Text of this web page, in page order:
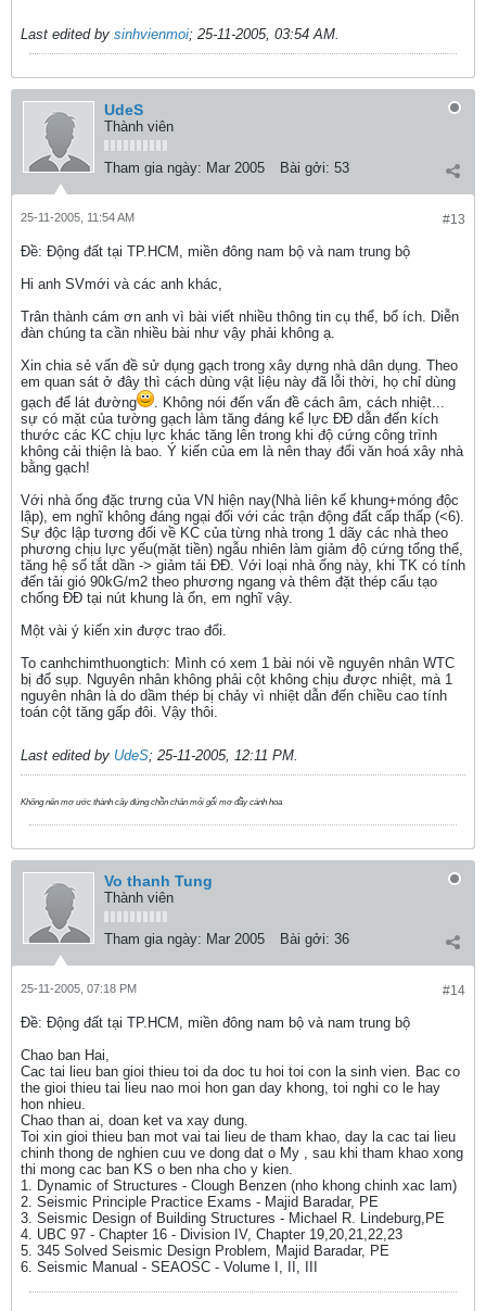
Last edited by sinhvienmoi; 25-11-2005, 03:54 AM.
UdeS
Thành viên
Tham gia ngày: Mar 2005 Bài gởi: 53
#13
25-11-2005, 11:54 AM
Ðề: Động đất tại TP.HCM, miền đông nam bộ và nam trung bộ
Hi anh SVmới và các anh khác,
Trân thành cám ơn anh vì bài viết nhiều thông tin cụ thể, bổ ích. Diễn
đàn chúng ta cần nhiều bài như vậy phải không ạ.
Xin chia sẻ vấn đề sử dụng gạch trong xây dựng nhà dân dụng. Theo
em quan sát ở đây thì cách dùng vật liệu này đã lỗi thời, họ chỉ dùng
gạch để lát đường
. Không nói đến vấn đề cách âm, cách nhiệt...
sự có mặt của tường gạch làm tăng đáng kể lực ĐĐ dẫn đến kích
thước các KC chịu lực khác tăng lên trong khi độ cứng công trình
không cải thiện là bao. Ý kiến của em là nên thay đổi văn hoá xây nhà
bằng gạch!
Với nhà ống đặc trưng của VN hiện nay(Nhà liên kế khung+móng độc
lập), em nghĩ không đáng ngại đối với các trận động đất cấp thấp (<6).
Sự độc lập tương đối về KC của từng nhà trong 1 dãy các nhà theo
phương chịu lực yếu(mặt tiền) ngẫu nhiên làm giảm độ cứng tổng thể,
tăng hệ số tắt dần -> giảm tải ĐĐ. Với loại nhà ống này, khi TK có tính
đến tải gió 90kG/m2 theo phương ngang và thêm đặt thép cấu tạo
chống ĐĐ tại nút khung là ổn, em nghĩ vậy.
Một vài ý kiến xin được trao đổi.
To canhchimthuongtich: Mình có xem 1 bài nói về nguyên nhân WTC
bị đổ sụp. Nguyên nhân không phải cột không chịu được nhiệt, mà 1
nguyên nhân là do dầm thép bị chảy vì nhiệt dẫn đến chiều cao tính
toán cột tăng gấp đôi. Vậy thôi.
Last edited by UdeS; 25-11-2005, 12:11 PM.
Không nên mơ ước thành cây đứng chồn chân mỏi gối mơ đầy cánh hoa
Vo thanh Tung
Thành viên
Tham gia ngày: Mar 2005 Bài gởi: 36
#14
25-11-2005, 07:18 PM
Ðề: Động đất tại TP.HCM, miền đông nam bộ và nam trung bộ
Chao ban Hai,
Cac tai lieu ban gioi thieu toi da doc tu hoi toi con la sinh vien. Bac co
the gioi thieu tai lieu nao moi hon gan day khong, toi nghi co le hay
hon nhieu.
Chao than ai, doan ket va xay dung.
Toi xin gioi thieu ban mot vai tai lieu de tham khao, day la cac tai lieu
chinh thong de nghien cuu ve dong dat o My , sau khi tham khao xong
thi mong cac ban KS o ben nha cho y kien.
1. Dynamic of Structures - Clough Benzen (nho khong chinh xac lam)
2. Seismic Principle Practice Exams - Majid Baradar, PE
3. Seismic Design of Building Structures - Michael R. Lindeburg,PE
4. UBC 97 - Chapter 16 - Division IV, Chapter 19,20,21,22,23
5. 345 Solved Seismic Design Problem, Majid Baradar, PE
6. Seismic Manual - SEAOSC - Volume I, II, III